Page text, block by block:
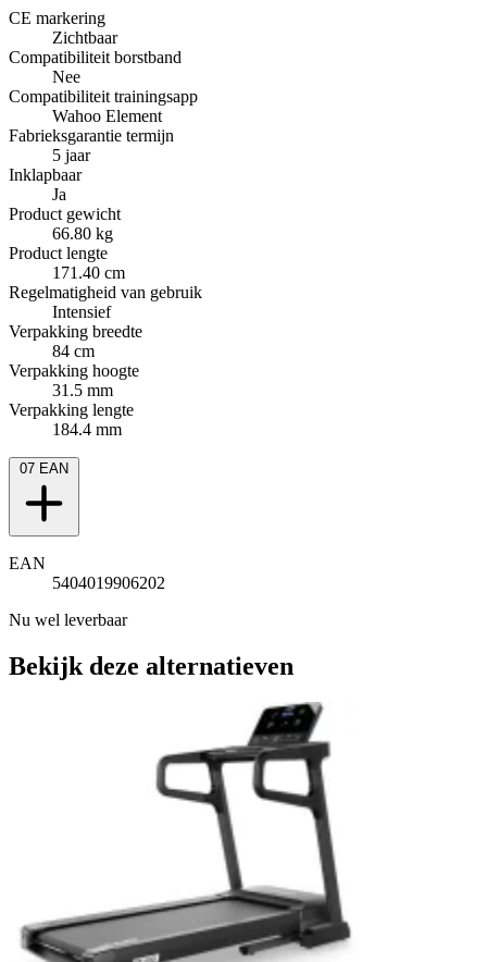
CE markering
Zichtbaar
Compatibiliteit borstband
Nee
Compatibiliteit trainingsapp
Wahoo Element
Fabrieksgarantie termijn
5 jaar
Inklapbaar
Ja
Product gewicht
66.80 kg
Product lengte
171.40 cm
Regelmatigheid van gebruik
Intensief
Verpakking breedte
84 cm
Verpakking hoogte
31.5 mm
Verpakking lengte
184.4 mm
07 EAN
EAN
5404019906202
Nu wel leverbaar
Bekijk deze alternatieven